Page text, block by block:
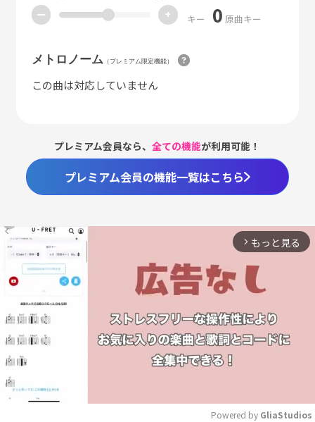
ー + キー 0 原曲キー
メトロノーム （プレミアム限定機能）
この曲は対応していません
プレミアム会員なら、全ての機能が利用可能！
プレミアム会員の機能一覧はこちら
arrow_forward_ios もっと見る
Powered by GliaStudios